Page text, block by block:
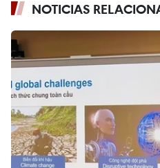
NOTICIAS